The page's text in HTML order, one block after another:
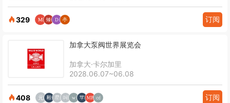
329 订阅
加拿大泵阀世界展览会
加拿大·卡尔加里
2028.06.07~06.08
408 订阅